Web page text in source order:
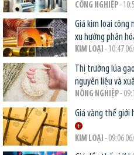
CÔNG NGHIỆP-
Giá kim loại công
xu hướng phân
KIM LOẠI - 10:47
Thị trường lúa
nguyên liệu và
NÔNG NGHIỆP-
Giá vàng thế giới
KIM LOẠI - 09:06